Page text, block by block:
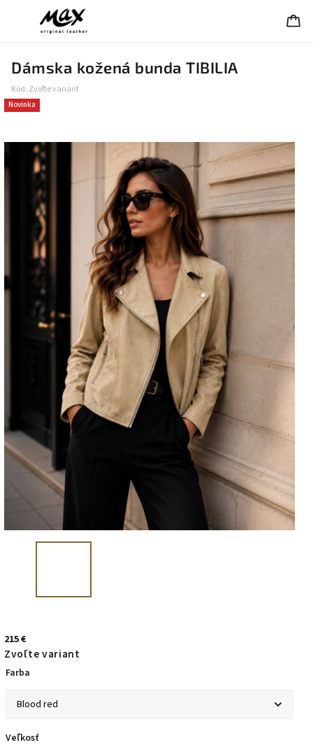
Dámska kožená bunda TIBILIA
Kód: Zvoľte variant
Novinka
215 €
Zvoľte variant
Farba
Veľkosť